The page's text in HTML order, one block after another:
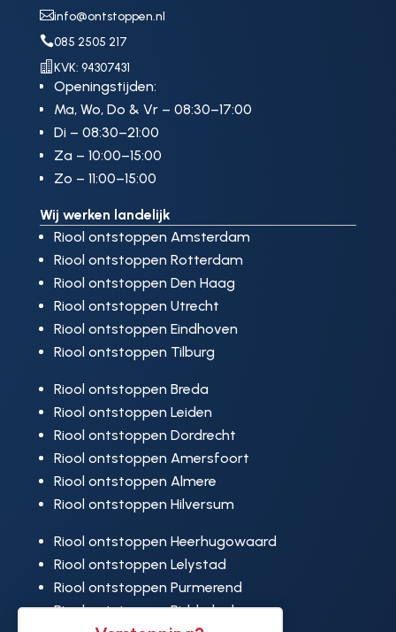
info@ontstoppen.nl
085 2505 217
 KVK: 94307431
Openingstijden:
Ma, Wo, Do & Vr – 08:30–17:00
Di – 08:30–21:00
Za – 10:00–15:00
Zo – 11:00–15:00
Wij werken landelijk
Riool ontstoppen Amsterdam
Riool ontstoppen Rotterdam
Riool ontstoppen Den Haag
Riool ontstoppen Utrecht
Riool ontstoppen Eindhoven
Riool ontstoppen Tilburg
Riool ontstoppen Breda
Riool ontstoppen Leiden
Riool ontstoppen Dordrecht
Riool ontstoppen Amersfoort
Riool ontstoppen Almere
Riool ontstoppen Hilversum
Riool ontstoppen Heerhugowaard
Riool ontstoppen Lelystad
Riool ontstoppen Purmerend
Riool ontstoppen Ridderkerk